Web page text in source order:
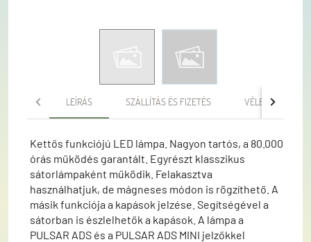
LEÍRÁS SZÁLLÍTÁS ÉS FIZETÉS VÉLEMÉNYEK
Kettős funkciójú LED lámpa. Nagyon tartós, a 80.000
órás működés garantált. Egyrészt klasszikus
sátorlámpaként működik. Felakasztva
használhatjuk, de mágneses módon is rögzíthető. A
másik funkciója a kapások jelzése. Segítségével a
sátorban is észlelhetők a kapások. A lámpa a
PULSAR ADS és a PULSAR ADS MINI jelzőkkel